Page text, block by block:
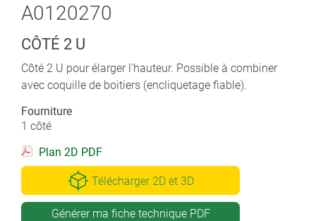
A0120270
CÔTÉ 2 U
Côté 2 U pour élarger l'hauteur. Possible à combiner
avec coquille de boitiers (encliquetage fiable).
Fourniture
1 côté
Plan 2D PDF
Télécharger 2D et 3D
Générer ma fiche technique PDF